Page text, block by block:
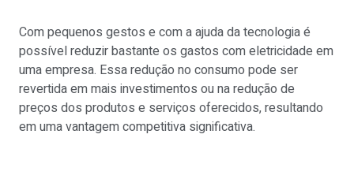
Com pequenos gestos e com a ajuda da tecnologia é
possível reduzir bastante os gastos com eletricidade em
uma empresa. Essa redução no consumo pode ser
revertida em mais investimentos ou na redução de
preços dos produtos e serviços oferecidos, resultando
em uma vantagem competitiva significativa.